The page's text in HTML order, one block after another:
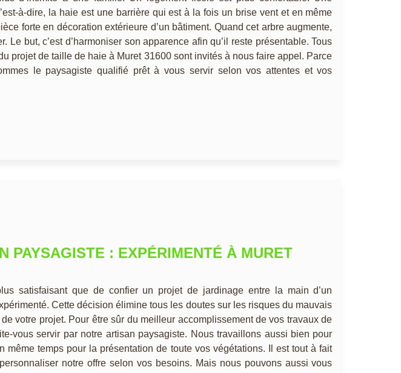
à-dire, la haie est une barrière qui est à la fois un brise vent et en même
forte en décoration extérieure d’un bâtiment. Quand cet arbre augmente,
Le but, c’est d’harmoniser son apparence afin qu’il reste présentable. Tous
projet de taille de haie à Muret 31600 sont invités à nous faire appel. Parce
le paysagiste qualifié prêt à vous servir selon vos attentes et vos
PAYSAGISTE : EXPÉRIMENTÉ À MURET
satisfaisant que de confier un projet de jardinage entre la main d’un
Cette décision élimine tous les doutes sur les risques du mauvais
votre projet. Pour être sûr du meilleur accomplissement de vos travaux de
vous servir par notre artisan paysagiste. Nous travaillons aussi bien pour
même temps pour la présentation de toute vos végétations. Il est tout à fait
notre offre selon vos besoins. Mais nous pouvons aussi vous